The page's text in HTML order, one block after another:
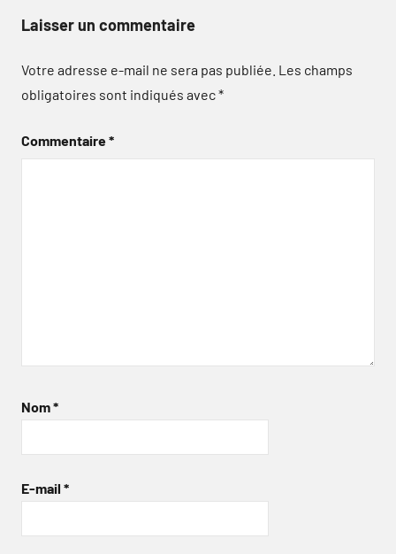
Laisser un commentaire
Votre adresse e-mail ne sera pas publiée. Les champs
obligatoires sont indiqués avec*
Commentaire*
Nom*
E-mail *